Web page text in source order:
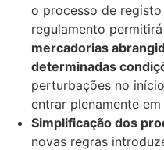
o processo de
regulamento
mercadorias
determinadas
perturbações no
entrar plenamente
Simplificação dos
novas regras